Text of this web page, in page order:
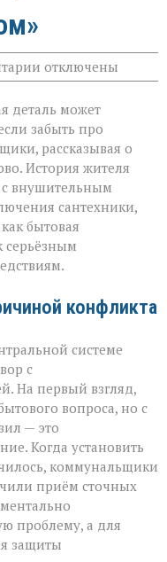
к
записи
как
повод
долга:
коммунальная
история
с
серьёзным
финалом»
отключены
деталь может
забыть про
рассказывая о
История жителя
с внушительным
сантехники,
бытовая
серьёзным
конфликта
системе
с
На первый взгляд,
вопроса, но с
— это
Когда установить
коммунальщики
приём сточных
проблему, а для
защиты